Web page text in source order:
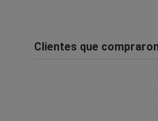
Clientes que